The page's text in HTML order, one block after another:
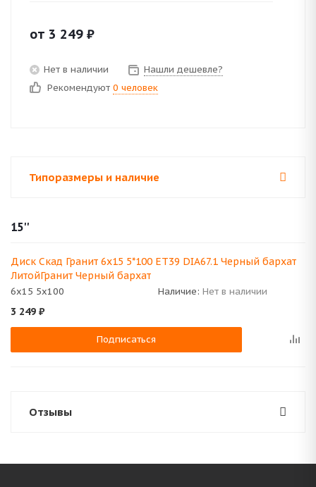
от 3 249 ₽
Нет в наличии
Нашли дешевле?
Рекомендуют 0 человек
Типоразмеры и наличие
15''
Диск Скад Гранит 6x15 5*100 ET39 DIA67.1 Черный бархат
ЛитойГранит Черный бархат
6x15 5x100 Наличие: Нет в наличии
3 249 ₽
Подписаться
Отзывы